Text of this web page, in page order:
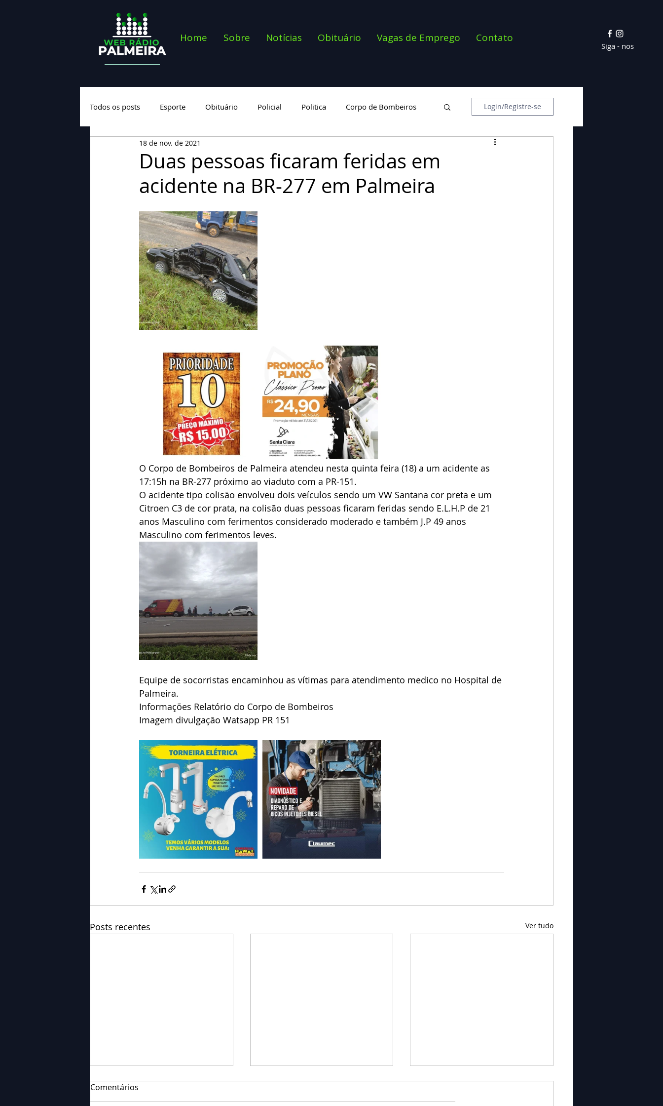
Home Sobre Notícias Obituário Vagas de Emprego Contato
Siga - nos
Todos os posts Esporte Obituário Policial Politica Corpo de Bombeiros
Geral Nova categoria
Login/Registre-se
Duas pessoas ficaram feridas em
acidente na BR-277 em Palmeira
18 de nov. de 2021
O Corpo de Bombeiros de Palmeira atendeu nesta quinta feira (18) a um acidente as
17:15h na BR-277 próximo ao viaduto com a PR-151.
O acidente tipo colisão envolveu dois veículos sendo um VW Santana cor preta e um
Citroen C3 de cor prata, na colisão duas pessoas ficaram feridas sendo E.L.H.P de 21
anos Masculino com ferimentos considerado moderado e também J.P 49 anos
Masculino com ferimentos leves.
Equipe de socorristas encaminhou as vítimas para atendimento medico no Hospital de
Palmeira.
Informações Relatório do Corpo de Bombeiros
Imagem divulgação Watsapp PR 151
Posts recentes Ver tudo
Comentários